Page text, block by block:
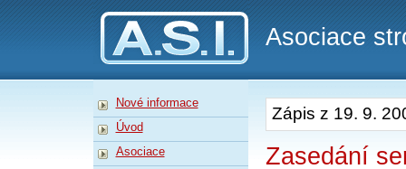
A.S.I.
Asociace
Zápis z 19. 9.
Zasedání
Nové informace
Úvod
Asociace